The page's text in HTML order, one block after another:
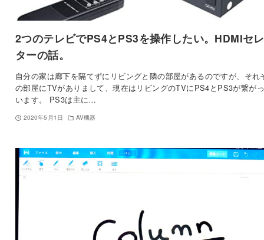
2つのテレビでPS4とPS3を操作したい。HDMIセ
ターの話。
自分の家は廊下を隔てずにリビングと隣の部屋があるのですが、それ
の部屋にTVがありまして、現在はリビングのTVにPS4とPS3が繋が
います。 PS3は主に…
2020年5月1日 AV機器